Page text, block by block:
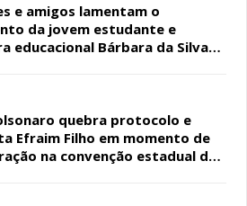
e amigos lamentam o
da jovem estudante e
educacional Bárbara da Silva
quebra protocolo e
Efraim Filho em momento de
na convenção estadual do